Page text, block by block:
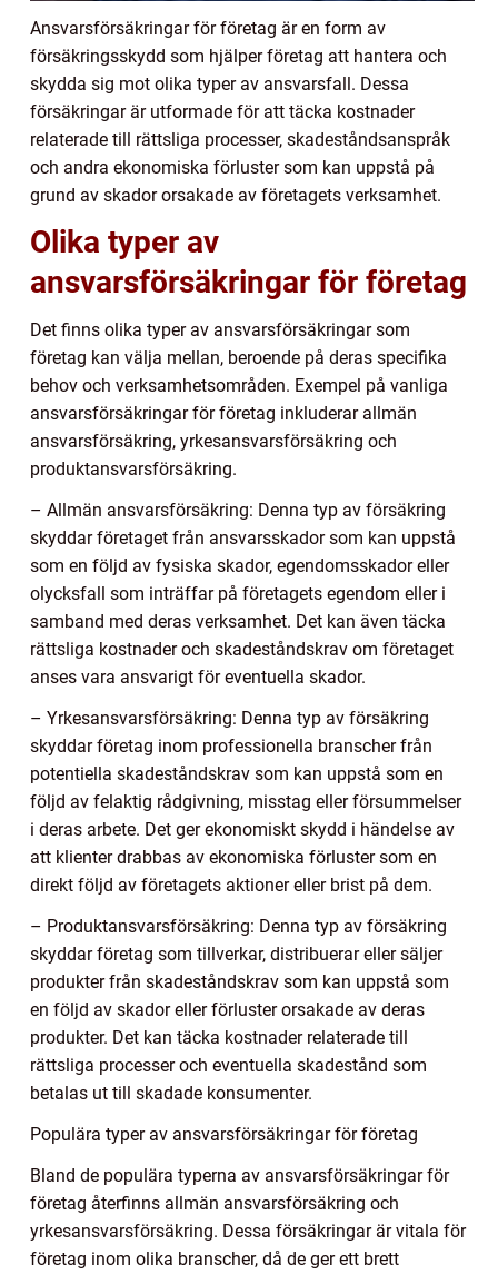
Ansvarsförsäkringar för företag är en form av
försäkringsskydd som hjälper företag att hantera och
skydda sig mot olika typer av ansvarsfall. Dessa
försäkringar är utformade för att täcka kostnader
relaterade till rättsliga processer, skadeståndsanspråk
och andra ekonomiska förluster som kan uppstå på
grund av skador orsakade av företagets verksamhet.
Olika typer av
ansvarsförsäkringar för företag
Det finns olika typer av ansvarsförsäkringar som
företag kan välja mellan, beroende på deras specifika
behov och verksamhetsområden. Exempel på vanliga
ansvarsförsäkringar för företag inkluderar allmän
ansvarsförsäkring, yrkesansvarsförsäkring och
produktansvarsförsäkring.
– Allmän ansvarsförsäkring: Denna typ av försäkring
skyddar företaget från ansvarsskador som kan uppstå
som en följd av fysiska skador, egendomsskador eller
olycksfall som inträffar på företagets egendom eller i
samband med deras verksamhet. Det kan även täcka
rättsliga kostnader och skadeståndskrav om företaget
anses vara ansvarigt för eventuella skador.
– Yrkesansvarsförsäkring: Denna typ av försäkring
skyddar företag inom professionella branscher från
potentiella skadeståndskrav som kan uppstå som en
följd av felaktig rådgivning, misstag eller försummelser
i deras arbete. Det ger ekonomiskt skydd i händelse av
att klienter drabbas av ekonomiska förluster som en
direkt följd av företagets aktioner eller brist på dem.
– Produktansvarsförsäkring: Denna typ av försäkring
skyddar företag som tillverkar, distribuerar eller säljer
produkter från skadeståndskrav som kan uppstå som
en följd av skador eller förluster orsakade av deras
produkter. Det kan täcka kostnader relaterade till
rättsliga processer och eventuella skadestånd som
betalas ut till skadade konsumenter.
Populära typer av ansvarsförsäkringar för företag
Bland de populära typerna av ansvarsförsäkringar för
företag återfinns allmän ansvarsförsäkring och
yrkesansvarsförsäkring. Dessa försäkringar är vitala för
företag inom olika branscher, då de ger ett brett